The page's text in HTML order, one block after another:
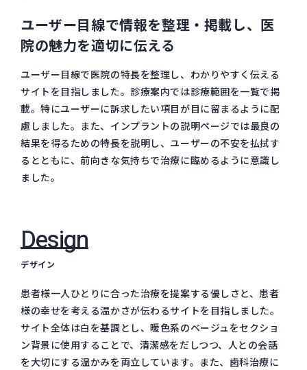
ユーザー目線で情報を整理・掲載し、医
院の魅力を適切に伝える
ユーザー目線で医院の特長を整理し、わかりやすく伝える
サイトを目指しました。診療案内では診療範囲を一覧で掲
載。特にユーザーに訴求したい項目が目に留まるように配
慮しました。また、インプラントの説明ページでは最良の
結果を得るための特長を説明し、ユーザーの不安を払拭す
るとともに、前向きな気持ちで治療に臨めるように意識し
ました。
Design
デザイン
患者様一人ひとりに合った治療を提案する優しさと、患者
様の幸せを考える温かさが伝わるサイトを目指しました。
サイト全体は白を基調とし、暖色系のベージュをセクショ
ン背景に使用することで、清潔感をだしつつ、人との会話
を大切にする温かみを両立しています。また、歯科治療に